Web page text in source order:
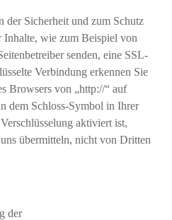
der Sicherheit und zum Schutz
Inhalte, wie zum Beispiel von
senden, eine SSL-
Verbindung erkennen Sie
Browsers von „http://“ auf
dem Schloss-Symbol in Ihrer
aktiviert ist,
übermitteln, nicht von Dritten
der